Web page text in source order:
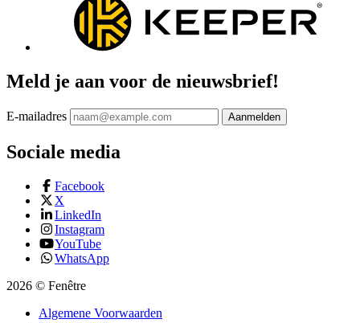
Meld je aan voor de nieuwsbrief!
E-mailadres Aanmelden
Sociale media
Facebook
X
LinkedIn
Instagram
YouTube
WhatsApp
2026 © Fenêtre
Algemene Voorwaarden